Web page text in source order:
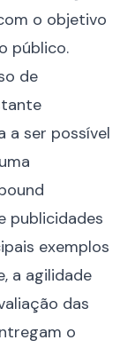
o objetivo
público.
de
a ser possível
publicidades
exemplos
a agilidade
das
o